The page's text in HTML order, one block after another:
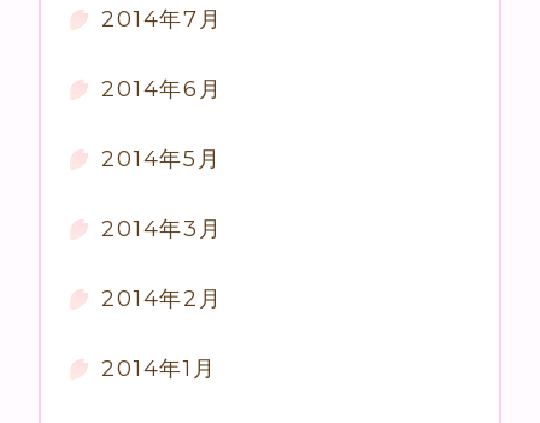
2014年7月
2014年6月
2014年5月
2014年3月
2014年2月
2014年1月